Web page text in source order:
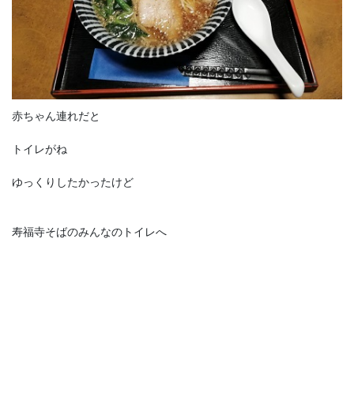
赤ちゃん連れだと
トイレがね
ゆっくりしたかったけど
寿福寺そばのみんなのトイレへ